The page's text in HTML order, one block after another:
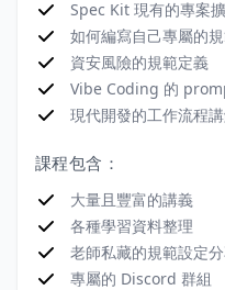
Spec Kit 現有的專案
如何編寫自己專屬的
資安風險的規範定義
Vibe Coding 的
現代開發的工作流程
課程包含：
大量且豐富的講義
各種學習資料整理
老師私藏的規範設定
專屬的 Discord 群組